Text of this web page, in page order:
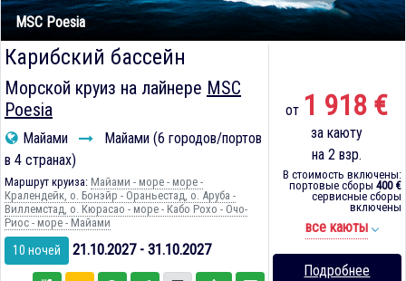
MSC Poesia
Карибский бассейн
Морской круиз на лайнере MSC
Poesia
Майами
Майами (6 городов/портов
в 4 странах)
Маршрут круиза: Майами - море - море -
Кралендейк, о. Бонэйр - Ораньестад, о. Аруба -
Виллемстад, о. Кюрасао - море - Кабо Рохо - Очо-
Риос - море - Майами
10 ночей 21.10.2027 - 31.10.2027
от 1 918 €
за каюту
на 2 взр.
В стоимость включены:
портовые сборы 400 €
сервисные сборы
включены
все каюты
Подробнее